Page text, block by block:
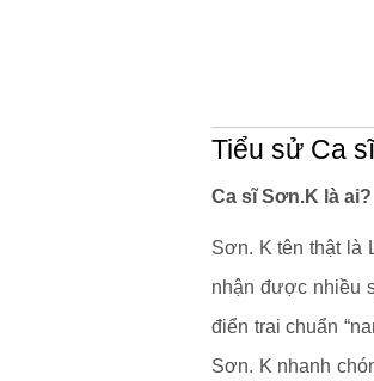
Tiểu sử Ca
Ca sĩ Sơn.K là ai?
Sơn. K tên thật là
nhận được nhiều
điển trai chuẩn
Sơn. K nhanh